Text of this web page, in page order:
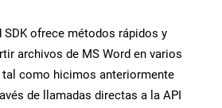
SDK ofrece métodos rápidos y
archivos de MS Word en varios
como hicimos anteriormente
de llamadas directas a la API